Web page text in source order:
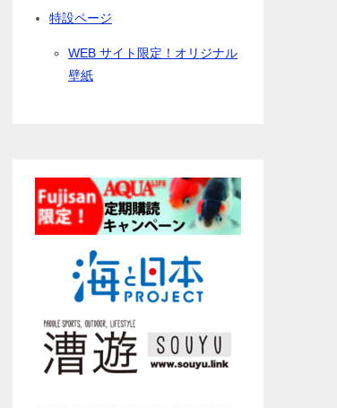
特設ページ
WEB サイト限定！オリジナル
壁紙